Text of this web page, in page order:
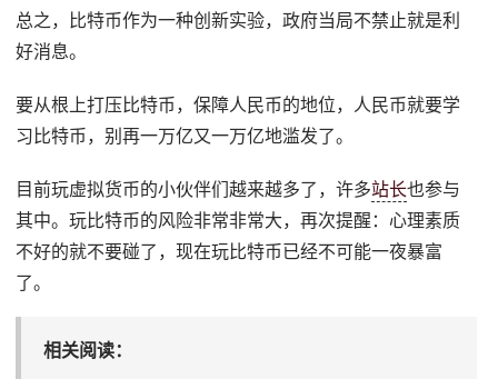
总之，比特币作为一种创新实验，政府当局不禁止就是利
好消息。
要从根上打压比特币，保障人民币的地位，人民币就要学
习比特币，别再一万亿又一万亿地滥发了。
目前玩虚拟货币的小伙伴们越来越多了，许多站长也参与
其中。玩比特币的风险非常非常大，再次提醒：心理素质
不好的就不要碰了，现在玩比特币已经不可能一夜暴富
了。
相关阅读：